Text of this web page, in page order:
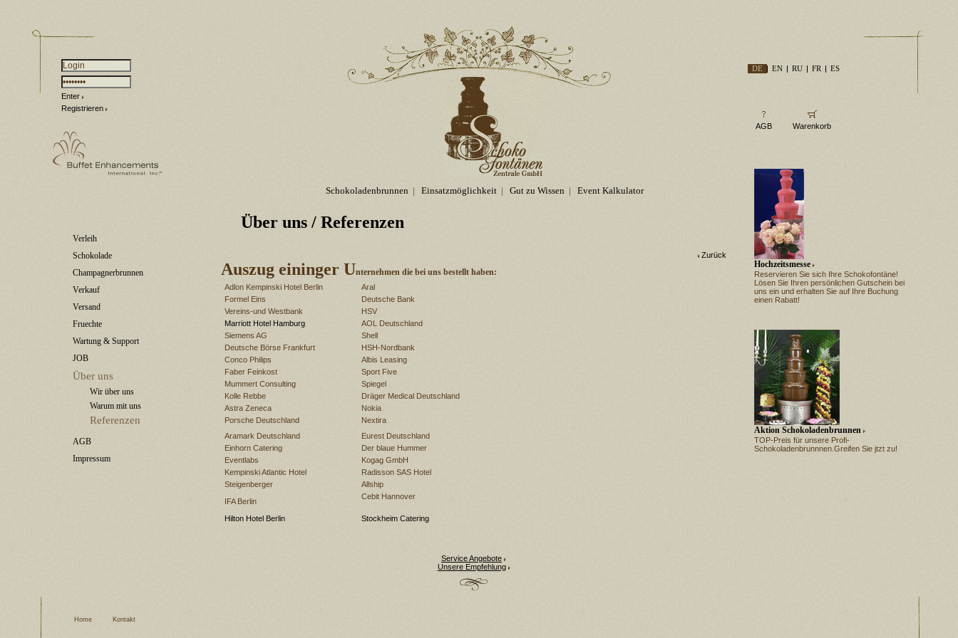
Enter
Registrieren
Verleih
Schokolade
Champagnerbrunnen
Verkauf
Versand
Fruechte
Wartung & Support
JOB
Über uns
Wir über uns
Warum mit uns
Referenzen
AGB
Impressum
Schokoladenbrunnen | Einsatzmöglichkeit| Gut zu Wissen| Event Kalkulator
Über uns / Referenzen
Zurück
Auszug eininger Unternehmen die bei uns bestellt haben:
Adlon Kempinski Hotel Berlin
Aral
Formel Eins
Deutsche Bank
Vereins-und Westbank
HSV
Marriott Hotel Hamburg
AOL Deutschland
Siemens AG
Shell
Deutsche Börse Frankfurt
HSH-Nordbank
Conco Philips
Albis Leasing
Faber Feinkost
Sport Five
Mummert Consulting
Spiegel
Kolle Rebbe
Dräger Medical Deutschland
Astra Zeneca
Nokia
Porsche Deutschland
Nextira
Aramark Deutschland
Eurest Deutschland
Einhorn Catering
Der blaue Hummer
Eventlabs
Kogag GmbH
Kempinski Atlantic Hotel
Radisson SAS Hotel
Steigenberger
Allship
IFA Berlin
Cebit Hannover
Hilton Hotel Berlin Stockheim Catering
Service Angebote
Unsere Empfehlung
DE EN RU FR ES
AGB Warenkorb
Hochzeitsmesse
Reservieren Sie sich Ihre Schokofontäne!
Lösen Sie Ihren persönlichen Gutschein bei
uns ein und erhalten Sie auf Ihre Buchung
einen Rabatt!
Aktion Schokoladenbrunnen
TOP-Preis für unsere Profi-
Schokoladenbrunnnen.Greifen Sie jtzt zu!
Home Kontakt